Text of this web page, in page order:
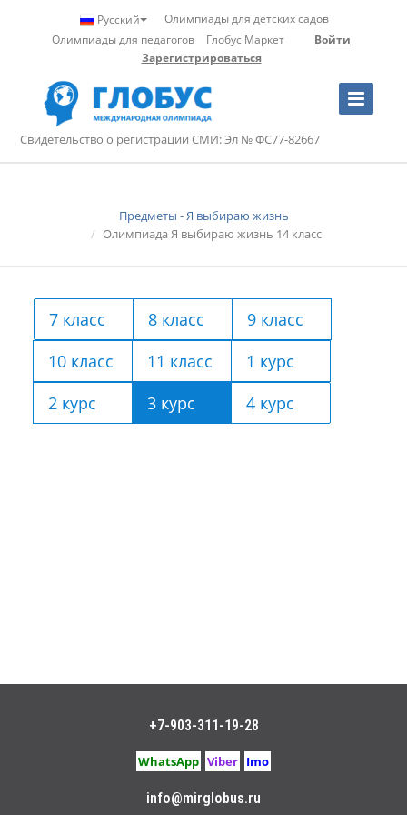
Русский
Олимпиады для детских садов
Олимпиады для педагогов
Глобус Маркет
Войти
Зарегистрироваться
Toggle
Navigation
Свидетельство о регистрации СМИ: Эл № ФС77-82667
Предметы - Я выбираю жизнь
Олимпиада Я выбираю жизнь 14 класс
7 класс 8 класс
9 класс
10 класс
11 класс
1 курс
2 курс
3 курс 4 курс
+7-903-311-19-28
WhatsApp Viber Imo
info@mirglobus.ru